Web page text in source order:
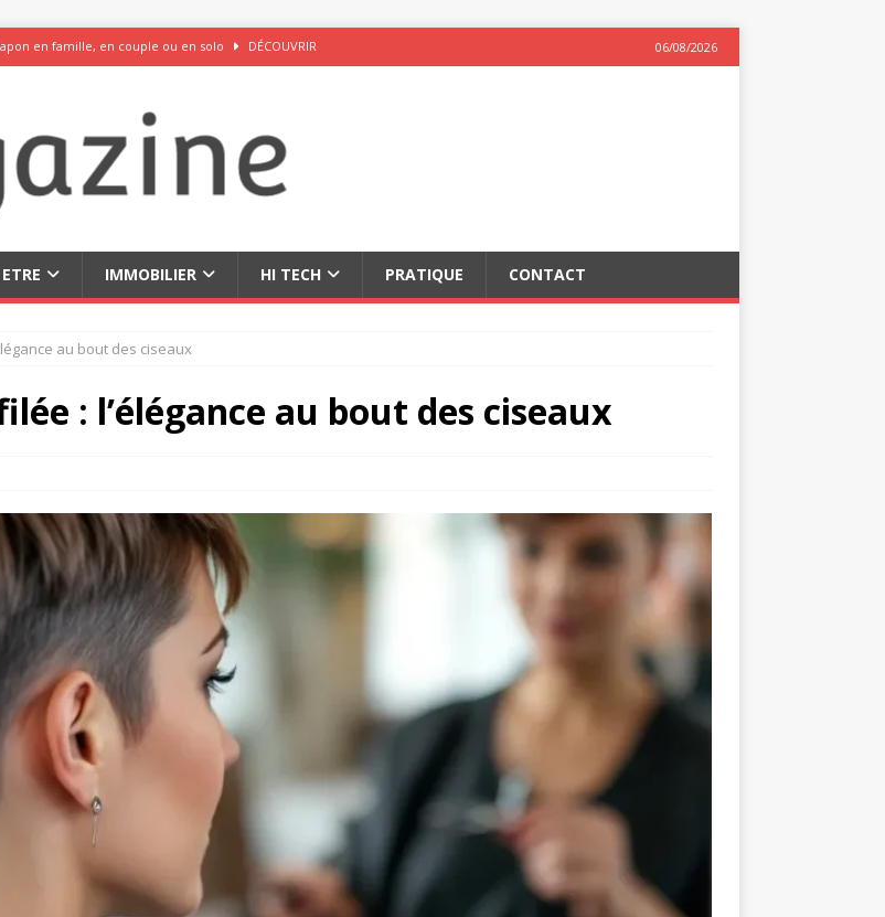
en famille, en couple ou en solo DÉCOUVRIR
votre audioprothésiste
à connaître absolument BEAUTÉ
et des fromages savoureux DÉCOUVRIR
06/08/2026
IMMOBILIER HI TECH PRATIQUE CONTACT
au bout des ciseaux
: l’élégance au bout des ciseaux